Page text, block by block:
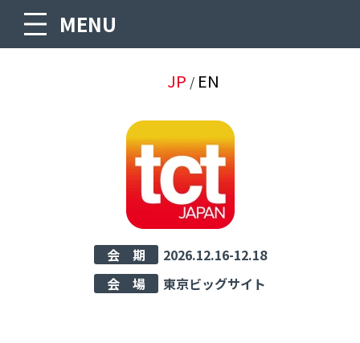
MENU
JP / EN
会 期
2026.12.16-12.18
会 場
東京ビッグサイト